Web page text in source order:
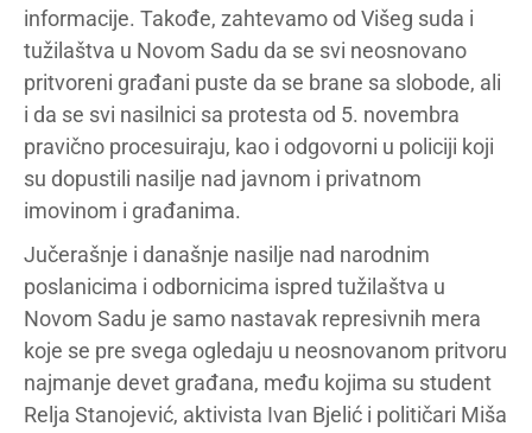
informacije. Takođe, zahtevamo od Višeg suda i
tužilaštva u Novom Sadu da se svi neosnovano
pritvoreni građani puste da se brane sa slobode, ali
i da se svi nasilnici sa protesta od 5. novembra
pravično procesuiraju, kao i odgovorni u policiji koji
su dopustili nasilje nad javnom i privatnom
imovinom i građanima.
Jučerašnje i današnje nasilje nad narodnim
poslanicima i odbornicima ispred tužilaštva u
Novom Sadu je samo nastavak represivnih mera
koje se pre svega ogledaju u neosnovanom pritvoru
najmanje devet građana, među kojima su student
Relja Stanojević, aktivista Ivan Bjelić i političari Miša